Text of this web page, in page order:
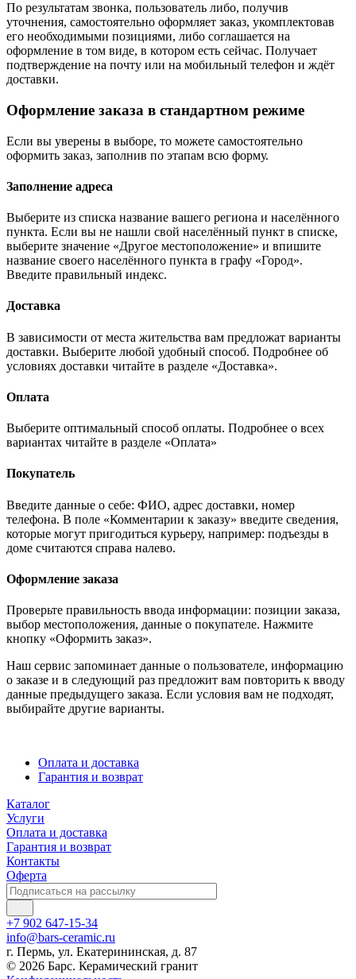
По результатам звонка, пользователь либо, получив
уточнения, самостоятельно оформляет заказ, укомплектовав
его необходимыми позициями, либо соглашается на
оформление в том виде, в котором есть сейчас. Получает
подтверждение на почту или на мобильный телефон и ждёт
доставки.
Оформление заказа в стандартном режиме
Если вы уверены в выборе, то можете самостоятельно
оформить заказ, заполнив по этапам всю форму.
Заполнение адреса
Выберите из списка название вашего региона и населённого
пункта. Если вы не нашли свой населённый пункт в списке,
выберите значение «Другое местоположение» и впишите
название своего населённого пункта в графу «Город».
Введите правильный индекс.
Доставка
В зависимости от места жительства вам предложат варианты
доставки. Выберите любой удобный способ. Подробнее об
условиях доставки читайте в разделе «Доставка».
Оплата
Выберите оптимальный способ оплаты. Подробнее о всех
вариантах читайте в разделе «Оплата»
Покупатель
Введите данные о себе: ФИО, адрес доставки, номер
телефона. В поле «Комментарии к заказу» введите сведения,
которые могут пригодиться курьеру, например: подъезды в
доме считаются справа налево.
Оформление заказа
Проверьте правильность ввода информации: позиции заказа,
выбор местоположения, данные о покупателе. Нажмите
кнопку «Оформить заказ».
Наш сервис запоминает данные о пользователе, информацию
о заказе и в следующий раз предложит вам повторить к вводу
данные предыдущего заказа. Если условия вам не подходят,
выбирайте другие варианты.
Оплата и доставка
Гарантия и возврат
Каталог
Услуги
Оплата и доставка
Гарантия и возврат
Контакты
Оферта
+7 902 647-15-34
info@bars-ceramic.ru
г. Пермь, ул. Екатерининская, д. 87
© 2026 Барс. Керамический гранит